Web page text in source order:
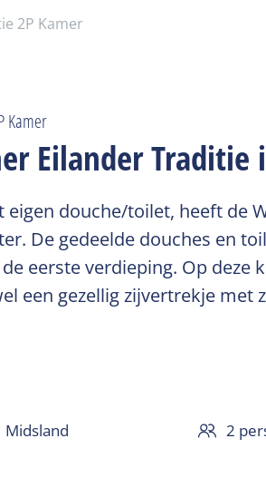
2P Kamer
Kamer
Eilander Traditie
eigen douche/toilet, heeft de
De gedeelde douches en
eerste verdieping. Op
een gezellig zijvertrekje met
Midsland 2